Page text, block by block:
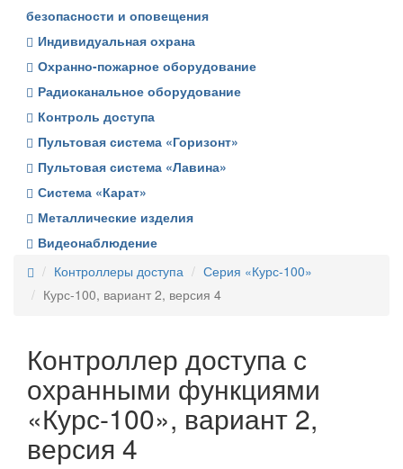
безопасности и оповещения
Индивидуальная охрана
Охранно-пожарное оборудование
Радиоканальное оборудование
Контроль доступа
Пультовая система «Горизонт»
Пультовая система «Лавина»
Система «Карат»
Металлические изделия
Видеонаблюдение
Контроллеры доступа
Серия «Курс-100»
Курс-100, вариант 2, версия 4
Контроллер доступа с
охранными функциями
«Курс-100», вариант 2,
версия 4